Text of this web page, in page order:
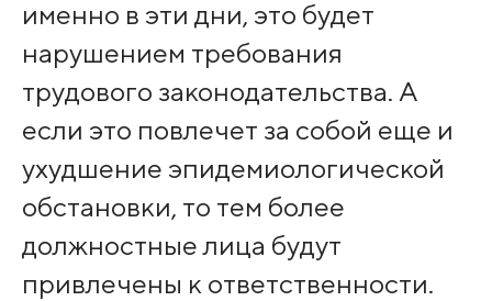
именно в эти дни, это будет
нарушением требования
трудового законодательства. А
если это повлечет за собой еще и
ухудшение эпидемиологической
обстановки, то тем более
должностные лица будут
привлечены к ответственности.